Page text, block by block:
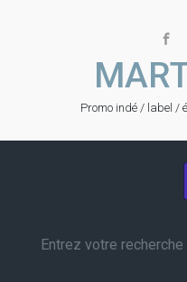
Promo indé / label /